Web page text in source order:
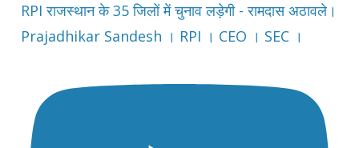
RPI राजस्थान के 35 जिलों में चुनाव लड़ेगी - रामदास अठावले।
Prajadhikar Sandesh । RPI । CEO । SEC ।